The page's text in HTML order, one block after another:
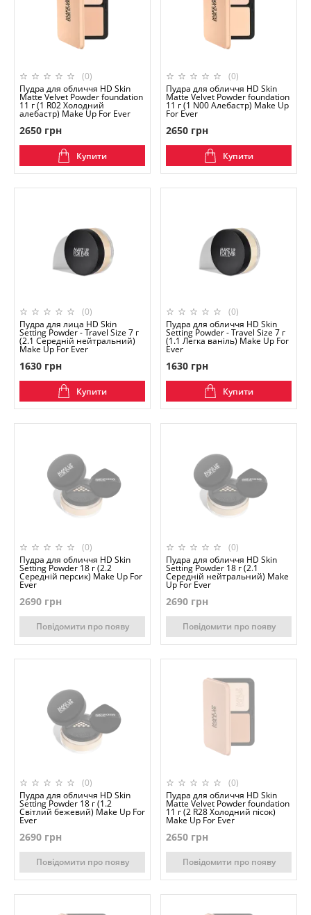
(0)
Пудра для обличчя HD Skin
Matte Velvet Powder foundation
11 г (1 R02 Холодний
алебастр) Make Up For Ever
2650 грн
Купити
(0)
Пудра для обличчя HD Skin
Matte Velvet Powder foundation
11 г (1 N00 Алебастр) Make Up
For Ever
2650 грн
Купити
(0)
Пудра для лица HD Skin
Setting Powder - Travel Size 7 г
(2.1 Середній нейтральний)
Make Up For Ever
1630 грн
Купити
(0)
Пудра для обличчя HD Skin
Setting Powder - Travel Size 7 г
(1.1 Легка ваніль) Make Up For
Ever
1630 грн
Купити
(0)
Пудра для обличчя HD Skin
Setting Powder 18 г (2.2
Середній персик) Make Up For
Ever
2690 грн
Повідомити про появу
(0)
Пудра для обличчя HD Skin
Setting Powder 18 г (2.1
Середній нейтральний) Make
Up For Ever
2690 грн
Повідомити про появу
(0)
Пудра для обличчя HD Skin
Setting Powder 18 г (1.2
Світлий бежевий) Make Up For
Ever
2690 грн
Повідомити про появу
(0)
Пудра для обличчя HD Skin
Matte Velvet Powder foundation
11 г (2 R28 Холодний пісок)
Make Up For Ever
2650 грн
Повідомити про появу